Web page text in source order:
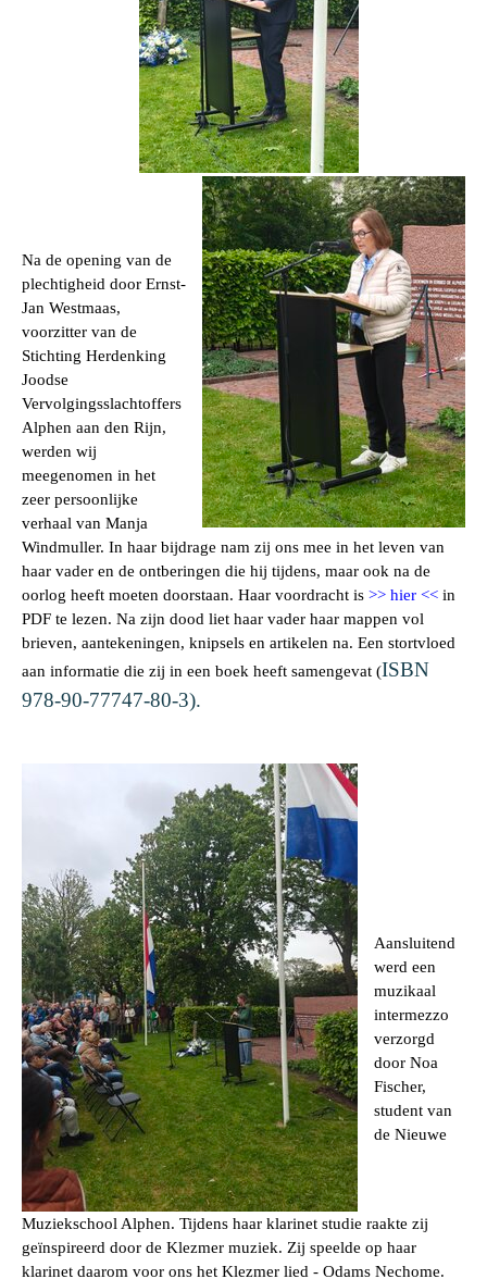
Na de opening van de
plechtigheid door Ernst-
Jan Westmaas,
voorzitter van de
Stichting Herdenking
Joodse
Vervolgingsslachtoffers
Alphen aan den Rijn,
werden wij
meegenomen in het
zeer persoonlijke
verhaal van Manja
Windmuller. In haar bijdrage nam zij ons mee in het leven van
haar vader en de ontberingen die hij tijdens, maar ook na de
oorlog heeft moeten doorstaan. Haar voordracht is >> hier << in
PDF te lezen. Na zijn dood liet haar vader haar mappen vol
brieven, aantekeningen, knipsels en artikelen na. Een stortvloed
aan informatie die zij in een boek heeft samengevat (ISBN
978-90-77747-80-3).
Aansluitend
werd een
muzikaal
intermezzo
verzorgd
door Noa
Fischer,
student van
de Nieuwe
Muziekschool Alphen. Tijdens haar klarinet studie raakte zij
geïnspireerd door de Klezmer muziek. Zij speelde op haar
klarinet daarom voor ons het Klezmer lied - Odams Nechome.